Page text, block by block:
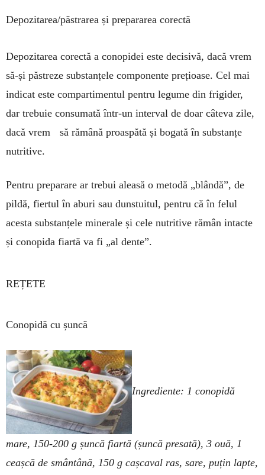
Depozitarea/păstrarea și prepararea corectă
Depozitarea corectă a conopidei este decisivă, dacă vrem
să-și păstreze substanțele compo­nen­te prețioase. Cel mai
indicat este comparti­mentul pentru legume din frigider,
dar trebuie consumată într-un interval de doar câteva zile,
dacă vrem să rămână proaspătă și bogată în substanțe
nutritive.
Pentru preparare ar trebui aleasă o metodă „blândă”, de
pildă, fiertul în aburi sau dunstuitul, pentru că în felul
acesta substanțele minerale și cele nutritive rămân intacte
și conopida fiartă va fi „al dente”.
REȚETE
Conopidă cu șuncă
Ingrediente: 1 conopidă
mare, 150-200 g șuncă fiartă (șuncă presată), 3 ouă, 1
ceașcă de smântână, 150 g cașcaval ras, sare, puțin lapte,